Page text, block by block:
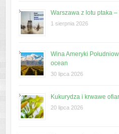
Warszawa z lotu ptaka –
1 sierpnia 2026
Wina Ameryki
ocean
30 lipca 2026
Kukurydza i krwawe
20 lipca 2026